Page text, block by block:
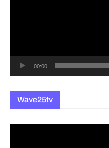
00:00
Wave25tv